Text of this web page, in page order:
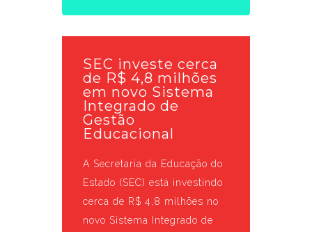
SEC investe cerca
de R$ 4,8 milhões
em novo Sistema
Integrado de
Gestão
Educacional
A Secretaria da Educação do
Estado (SEC) está investindo
cerca de R$ 4,8 milhões no
novo Sistema Integrado de